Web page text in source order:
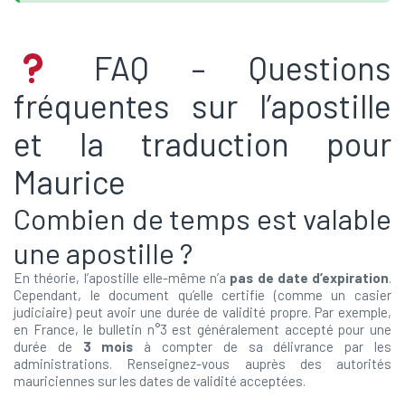
FAQ – Questions
fréquentes sur l’apostille
et la traduction pour
Maurice
Combien de temps est valable
une apostille ?
En théorie, l’apostille elle-même n’a pas de date d’expiration.
Cependant, le document qu’elle certifie (comme un casier
judiciaire) peut avoir une durée de validité propre. Par exemple,
en France, le bulletin n°3 est généralement accepté pour une
durée de 3 mois à compter de sa délivrance par les
administrations. Renseignez-vous auprès des autorités
mauriciennes sur les dates de validité acceptées.